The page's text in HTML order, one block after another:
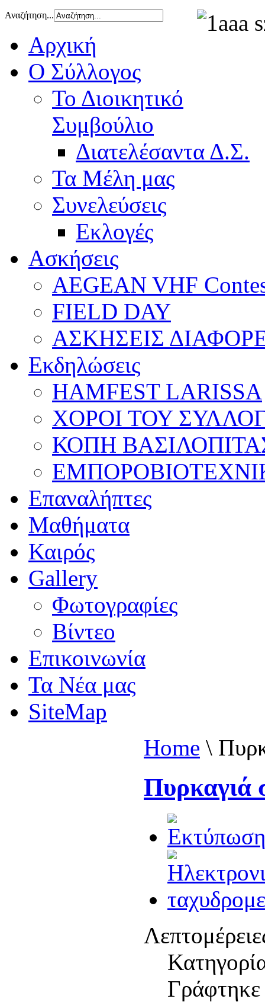
Αναζήτηση...
Αρχική
Ο Σύλλογος
Το Διοικητικό
Συμβούλιο
Διατελέσαντα Δ.Σ.
Τα Μέλη μας
Συνελεύσεις
Εκλογές
Ασκήσεις
AEGEAN VHF
FIELD DAY
ΑΣΚΗΣΕΙΣ
Εκδηλώσεις
HAMFEST LARISSA
ΧΟΡΟΙ ΤΟΥ
ΚΟΠΗ
Επαναλήπτες
Μαθήματα
Καιρός
Gallery
Φωτογραφίες
Βίντεο
Επικοινωνία
Τα Νέα μας
SiteMap
Home \
Πυρκαγιά